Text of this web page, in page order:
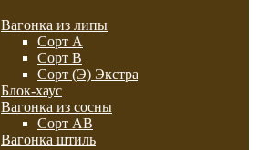
Вагонка из липы
Сорт А
Сорт В
Сорт (Э) Экстра
Блок-хаус
Вагонка из сосны
Сорт АВ
Вагонка штиль